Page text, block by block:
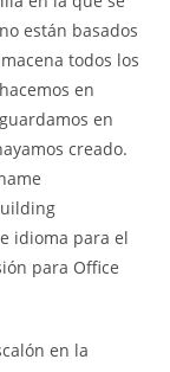
están basados
todos los
en
en
creado.
idioma para el
para Office
en la